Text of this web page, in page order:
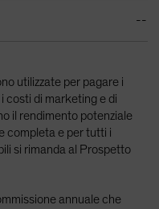
--
utilizzate per pagare i
costi di marketing e di
il rendimento potenziale
completa e per tutti i
si rimanda al Prospetto
annuale che